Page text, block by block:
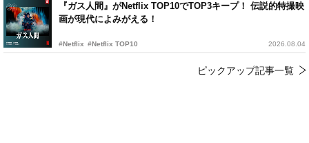
『ガス人間』がNetflix TOP10でTOP3キープ！ 伝説的特撮映
画が現代によみがえる！
#Netflix #Netflix TOP10 2026.08.04
ピックアップ記事一覧